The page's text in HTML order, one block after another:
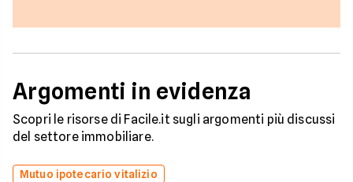
Argomenti in evidenza
Scopri le risorse di Facile.it sugli argomenti più discussi
del settore immobiliare.
Mutuo ipotecario vitalizio